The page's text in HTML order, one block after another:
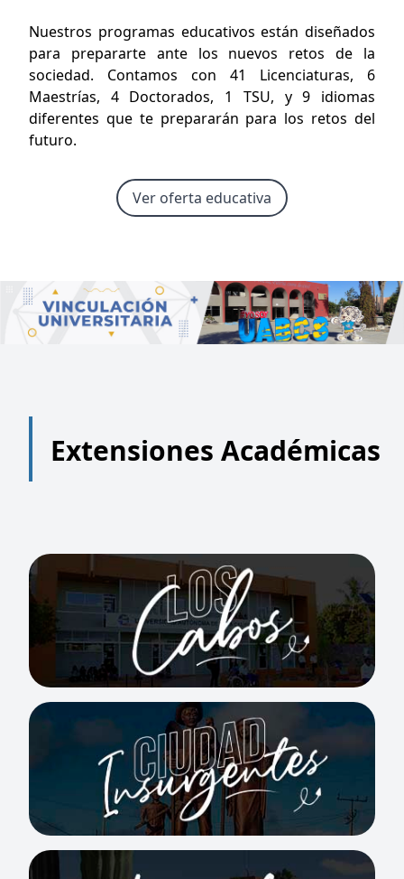
Nuestros programas educativos están diseñados
para prepararte ante los nuevos retos de la
sociedad. Contamos con 41 Licenciaturas, 6
Maestrías, 4 Doctorados, 1 TSU, y 9 idiomas
diferentes que te prepararán para los retos del
futuro.
Ver oferta educativa
Extensiones Académicas